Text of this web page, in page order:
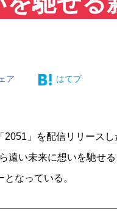
ア はてブ
」を配信リリース
遠い未来に想いを馳せ
なっている。